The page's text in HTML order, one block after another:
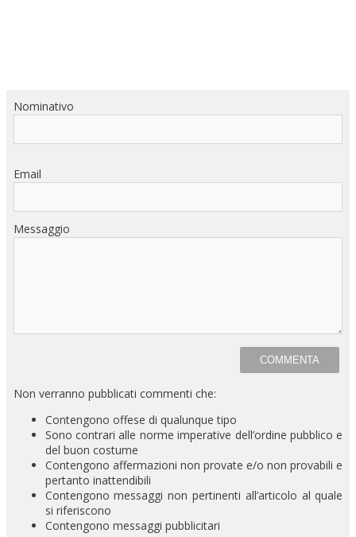
Nominativo
Email
Messaggio
Non verranno pubblicati commenti che:
Contengono offese di qualunque tipo
Sono contrari alle norme imperative dell’ordine pubblico e
del buon costume
Contengono affermazioni non provate e/o non provabili e
pertanto inattendibili
Contengono messaggi non pertinenti all’articolo al quale
si riferiscono
Contengono messaggi pubblicitari